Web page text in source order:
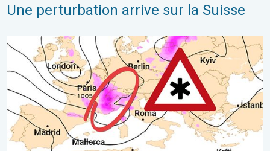
Une perturbation arrive sur la Suisse
Risque de neige dimanche en Suisse ?. Dégradation